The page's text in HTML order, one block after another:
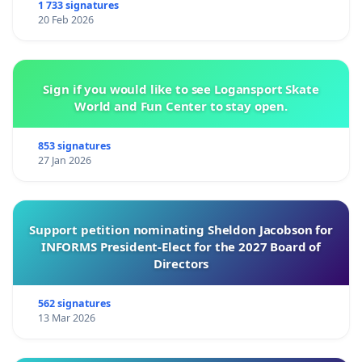
52-دکتر علی رشیدیان ـ انجمن علمی دندانپزشکی کودکان ایران
1 733 signatures
20 Feb 2026
Sign if you would like to see Logansport Skate
World and Fun Center to stay open.
853 signatures
27 Jan 2026
Support petition nominating Sheldon Jacobson for
INFORMS President-Elect for the 2027 Board of
Directors
562 signatures
13 Mar 2026